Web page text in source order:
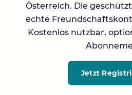
Österreich. Die
echte
Kostenlos nutzbar,
Jetzt